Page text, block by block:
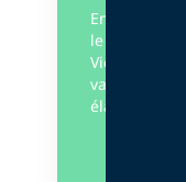
En
le recueil
Victor Hugo
valeur
élaborée